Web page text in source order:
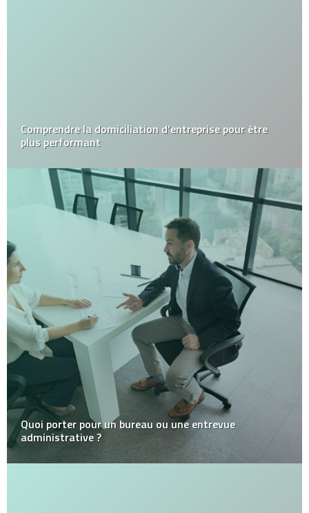
Comprendre la domiciliation d’entreprise pour être
plus performant
Quoi porter pour un bureau ou une entrevue
administrative ?